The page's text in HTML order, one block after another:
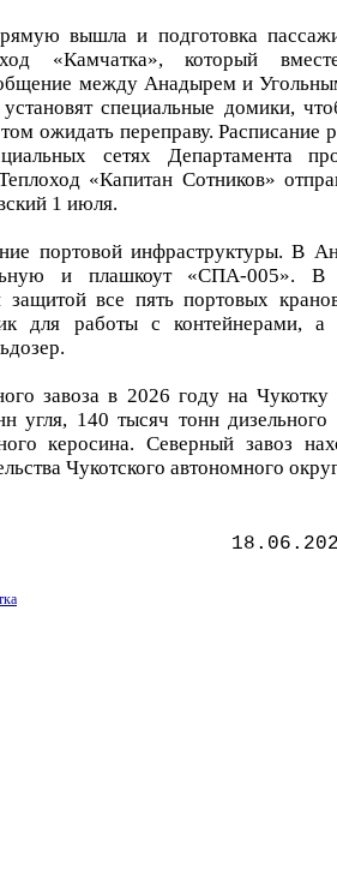
вышла и подготовка
«Камчатка», который
между Анадырем и
специальные домики,
ожидать переправу. Расписание
сетях Департамента
«Капитан Сотников»
1 июля.
портовой инфраструктуры. В
и плашкоут «СПА-005». В
защитой все пять портовых
для работы с контейнерами, а
завоза в 2026 году на Чукотку
угля, 140 тысяч тонн
керосина. Северный завоз
Чукотского автономного